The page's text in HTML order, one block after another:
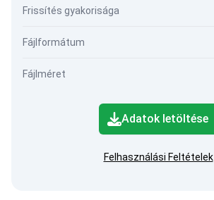
Frissítés gyakorisága
Fájlformátum
Fájlméret
Adatok letöltése
Felhasználási Feltételek